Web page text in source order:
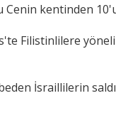
Cenin kentinden
Filistinlilere
İsraillilerin